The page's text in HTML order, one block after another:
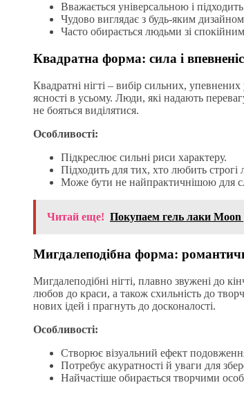
Вважається універсальною і
Чудово виглядає з будь-яким
Часто обирається людьми зі
Квадратна форма: сила і
Квадратні нігті – вибір сильних,
ясності в усьому. Люди, які надають
не бояться виділятися.
Особливості:
Підкреслює сильні риси характеру.
Підходить для тих, хто любить строгі
Може бути не найпрактичнішою для
Читай еще! Покупаем гель лаки
Мигдалеподібна форма:
Мигдалеподібні нігті, плавно звужені до
любов до краси, а також схильність до
нових ідей і прагнуть до досконалості.
Особливості:
Створює візуальний ефект
Потребує акуратності й уваги для
Найчастіше обирається творчими